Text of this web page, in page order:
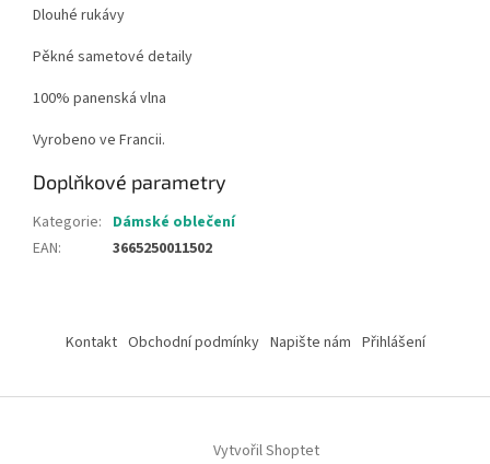
Dlouhé rukávy
Pěkné sametové detaily
100% panenská vlna
Vyrobeno ve Francii.
Doplňkové parametry
Kategorie: Dámské oblečení
EAN: 3665250011502
Kontakt Obchodní podmínky Napište nám Přihlášení
Vytvořil Shoptet